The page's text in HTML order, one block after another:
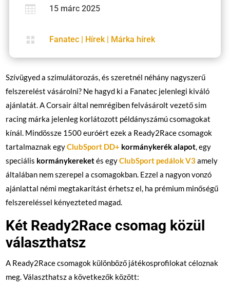
 15 márc 2025
 Fanatec Hírek| Márka hírek
Szívügyed a szimulátorozás, és szeretnél néhány nagyszerű
felszerelést vásárolni? Ne hagyd ki a Fanatec jelenlegi kiváló
ajánlatát. A Corsair által nemrégiben felvásárolt vezető sim
racing márka jelenleg korlátozott példányszámú csomagokat
kínál. Mindössze 1500 euróért ezek a Ready2Race csomagok
tartalmaznak egyClubSport DD+ kormánykerék alapot, egy
speciális kormánykereketés egyClubSport pedálok V3amely
általában nem szerepel a csomagokban. Ezzel a nagyon vonzó
ajánlattal némi megtakarítást érhetsz el, ha prémium minőségű
felszereléssel kényezteted magad.
Két Ready2Race csomag közül
választhatsz
A Ready2Race csomagok különböző játékosprofilokat céloznak
meg. Választhatsz a következők között: